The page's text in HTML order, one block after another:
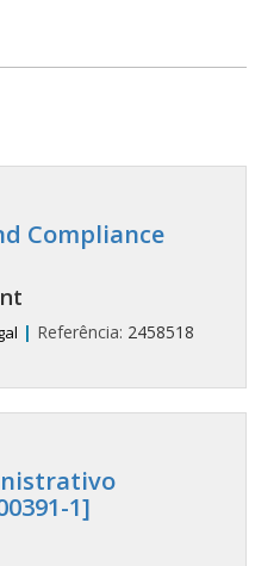
Compliance
| Referência: 2458518
1]